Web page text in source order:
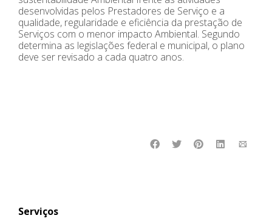
desenvolvidas pelos Prestadores de Serviço e a
qualidade, regularidade e eficiência da prestação de
Serviços com o menor impacto Ambiental. Segundo
determina as legislações federal e municipal, o plano
deve ser revisado a cada quatro anos.
Serviços